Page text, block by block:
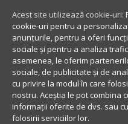
Acest site utilizează cookie-uri:
cookie-uri pentru a
anunțurile, pentru a oferi
sociale și pentru a analiza
asemenea, le oferim
sociale, de publicitate și de
cu privire la modul în care
nostru. Aceștia le pot combina
informații oferite de dvs. sau
folosirii serviciilor lor.